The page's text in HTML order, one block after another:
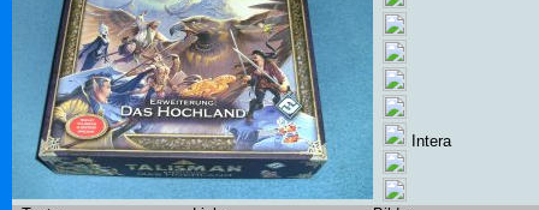
Intera